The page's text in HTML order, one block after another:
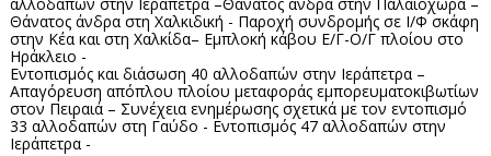
αλλοδαπών στην Ιεράπετρα –Θάνατος άνδρα στην Παλαιόχωρα –
Θάνατος άνδρα στη Χαλκιδική - Παροχή συνδρομής σε Ι/Φ σκάφη
στην Κέα και στη Χαλκίδα– Εμπλοκή κάβου Ε/Γ-Ο/Γ πλοίου στο
Ηράκλειο -
Εντοπισμός και διάσωση 40 αλλοδαπών στην Ιεράπετρα –
Απαγόρευση απόπλου πλοίου μεταφοράς εμπορευματοκιβωτίων
στον Πειραιά – Συνέχεια ενημέρωσης σχετικά με τον εντοπισμό
33 αλλοδαπών στη Γαύδο - Εντοπισμός 47 αλλοδαπών στην
Ιεράπετρα -